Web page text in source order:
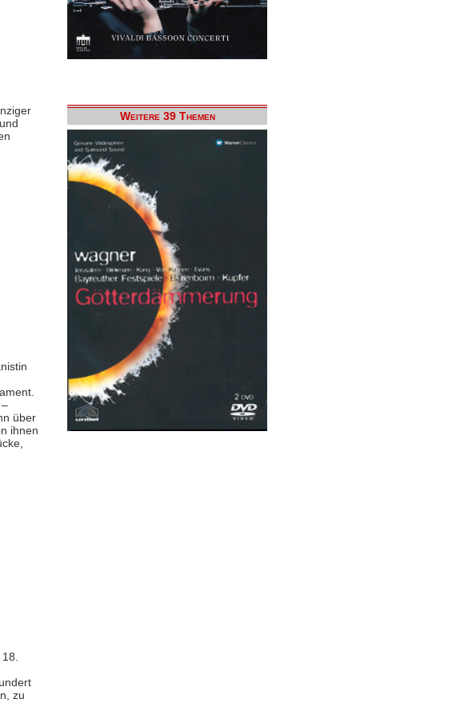
über
ihnen
zu
Weitere 39 Themen